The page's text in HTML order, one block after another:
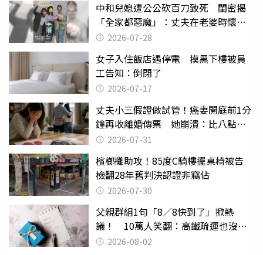
中和兒媳遭公公砍百刀致死 閨密揭
「全家都惡魔」：丈夫在老婆時懷孕
摔東西
2026-07-28
女子入住飯店遇停電 摸黑下樓被員
工告知：倒閉了
2026-07-17
丈夫小三假證做試管！癌妻開庭前1分
鐘再收離婚傳票 她崩潰：比八點檔
還扯2026-07-31
檳榔攤助攻！85度C騎樓擺桌椅被告
檢翻28年舊判決認證非竊佔
2026-07-30
父親群組1句「8／8快到了」掀熱
議！ 10萬人笑翻：高鐵疏運也沒列
父親節
2026-08-02